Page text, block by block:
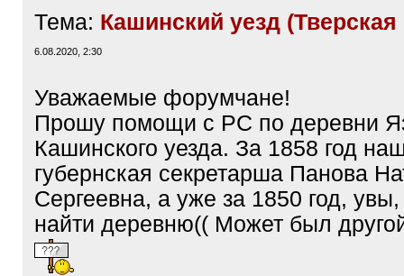
Тема: Кашинский уезд (Тверская
6.08.2020, 2:30
Уважаемые форумчане!
Прошу помощи с РС по деревни
Кашинского уезда. За 1858 год
губернская секретарша Панова
Сергеевна, а уже за 1850 год,
найти деревню(( Может был